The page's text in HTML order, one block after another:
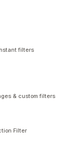
filters
& custom filters
Filter